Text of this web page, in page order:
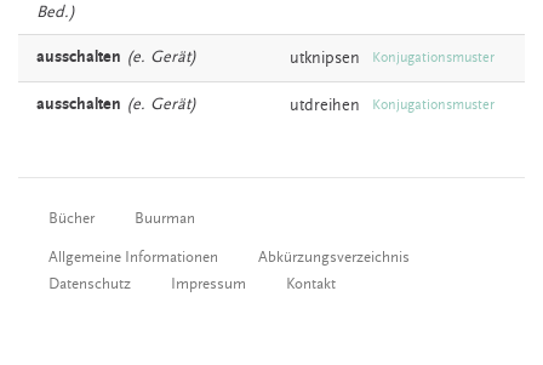
Bed.)
ausschalten (e. Gerät) utknipsen Konjugationsmuster
ausschalten (e. Gerät) utdreihen Konjugationsmuster
Bücher Buurman
Allgemeine Informationen
Abkürzungsverzeichnis
Datenschutz
Impressum Kontakt